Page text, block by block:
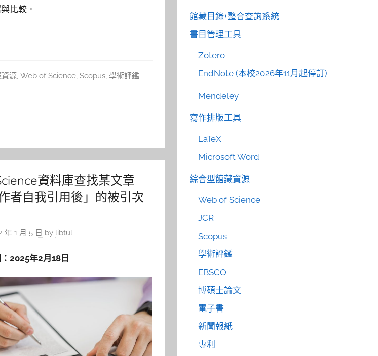
比較。
源, Web of Science, Scopus, 學術評鑑
資料庫查找某文章
者自我引用後」的被引次
年 1 月 5 日 by libtul
2025年2月18日
館藏目錄+整合查詢系統
書目管理工具
Zotero
EndNote (本校2026年11月起停訂)
Mendeley
寫作排版工具
LaTeX
Microsoft Word
綜合型館藏資源
Web of Science
JCR
Scopus
學術評鑑
EBSCO
博碩士論文
電子書
新聞報紙
專利